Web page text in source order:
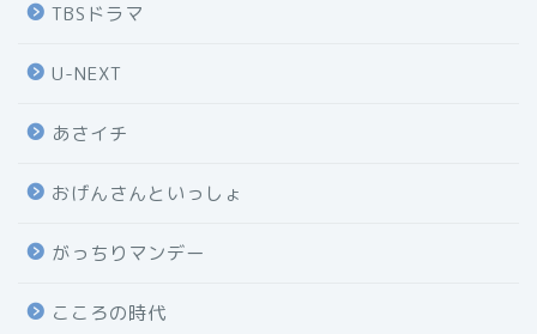
TBSドラマ
U-NEXT
あさイチ
おげんさんといっしょ
がっちりマンデー
こころの時代